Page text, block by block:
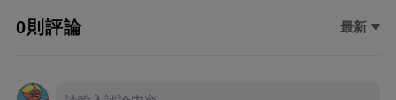
0則評論 最新